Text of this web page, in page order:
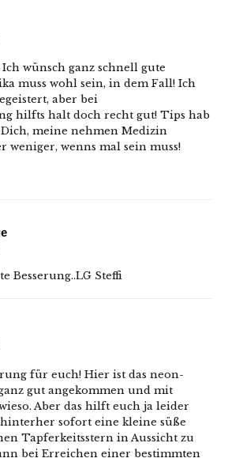
Ich wünsch ganz schnell gute
muss wohl sein, in dem Fall! Ich
aber bei
hilfts halt doch recht gut! Tips hab
meine nehmen Medizin
wenns mal sein muss!
Besserung..LG Steffi
für euch! Hier ist das neon-
gut angekommen und mit
Aber das hilft euch ja leider
sofort eine kleine süße
Tapferkeitsstern in Aussicht zu
bei Erreichen einer bestimmten